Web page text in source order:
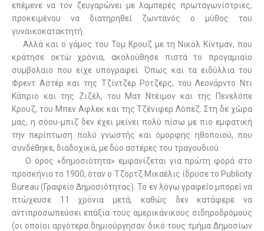
επέμενε να τον ζευγαρώνει με λαμπερές πρωταγωνίστριες,
προκειμένου να διατηρηθεί ζωντανός ο μύθος του
γυναικοκατακτητή.
Αλλά και ο γάμος του Τομ Κρουζ με τη Νικόλ Κίντμαν, που
κράτησε οκτώ χρόνια, ακολούθησε πιστά το προγαμιαίο
συμβόλαιο που είχε υπογραφεί. Όπως και τα ειδύλλια του
Φρεντ Αστέρ και της Τζίντζερ Ρότζερς, του Λεονάρντο Ντι
Κάπριο και της Ζιζέλ, του Ματ Ντέιμον και της Πενελόπε
Κρουζ, του Μπεν Αφλεκ και της Τζένιφερ Λόπεζ. Στη δε χώρα
μας, η σόου-μπιζ δεν έχει μείνει πολύ πίσω με πιο εμφατική
την περίπτωση πολύ γνωστής και όμορφης ηθοποιού, που
συνδέθηκε, διαδοχικά, με δύο αστέρες του τραγουδιού.
Ο όρος «δημοσιότητα» εμφανίζεται για πρώτη φορά στο
προσκήνιο το 1900, όταν ο Τζορτζ Μικαέλις ίδρυσε το Publicity
Bureau (Γραφείο Δημοσιότητας). Το εν λόγω γραφείο μπορεί να
πτώχευσε 11 χρόνια μετά, καθώς δεν κατάφερε να
αντιπροσωπεύσει επάξια τους αμερικάνικους σιδηροδρόμους
(οι οποίοι αργότερα δημιούργησαν δικό τους τμήμα Δημοσίων